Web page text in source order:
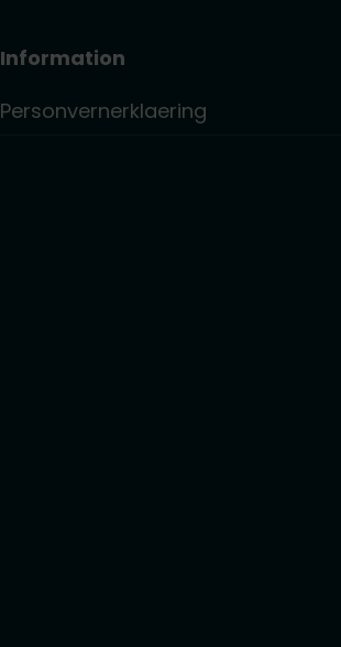
Information
Personvernerklaering